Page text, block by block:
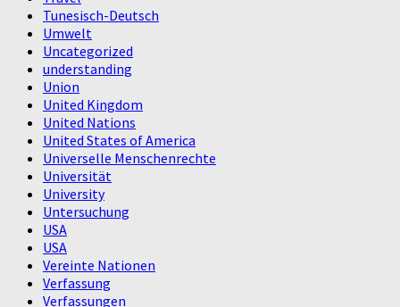
Tunesisch-Deutsch
Umwelt
Uncategorized
understanding
Union
United Kingdom
United Nations
United States of America
Universelle Menschenrechte
Universität
University
Untersuchung
USA
USA
Vereinte Nationen
Verfassung
Verfassungen